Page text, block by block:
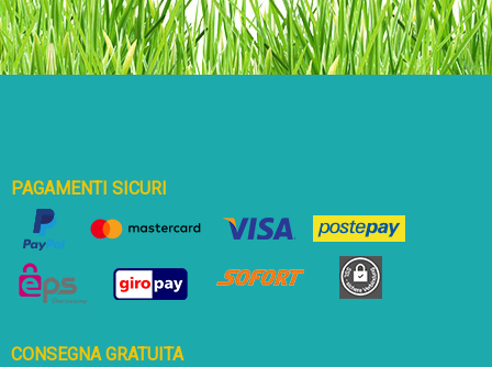
PAGAMENTI SICURI
CONSEGNA GRATUITA